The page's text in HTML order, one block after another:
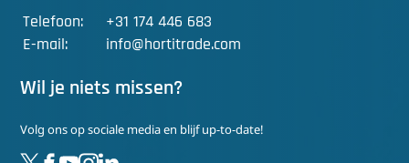
Telefoon:
+31 174 446 683
E-mail:
info@hortitrade.com
Wil je niets missen?
Volg ons op sociale media en blijf up-to-date!